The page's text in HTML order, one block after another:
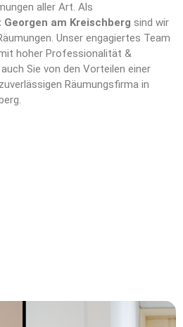
aller Art. Als
Georgen am Kreischberg sind wir
Unser engagiertes Team
hoher Professionalität &
Sie von den Vorteilen einer
Räumungsfirma in